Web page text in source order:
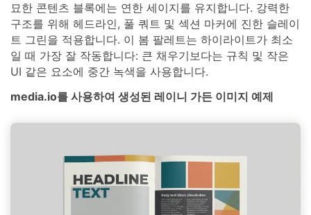
묘한 콘텐츠 블록에는 연한 세이지를 유지합니다. 강력한
구조를 위해 헤드라인, 풀 쿼트 및 섹션 마커에 진한 슬레이
트 그린을 적용합니다. 이 봄 팔레트는 하이라이트가 최소
일 때 가장 잘 작동합니다: 큰 채우기보다는 규칙 및 작은
UI 같은 요소에 중간 녹색을 사용합니다.
media.io를 사용하여 생성된 레이니 가든 이미지 예제